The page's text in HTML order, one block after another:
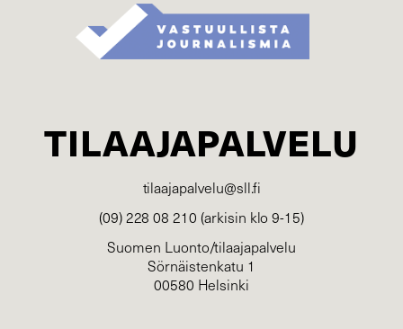
TILAAJAPALVELU
tilaajapalvelu@sll.fi
(09) 228 08 210 (arkisin klo 9-15)
Suomen Luonto/tilaajapalvelu
Sörnäistenkatu 1
00580 Helsinki